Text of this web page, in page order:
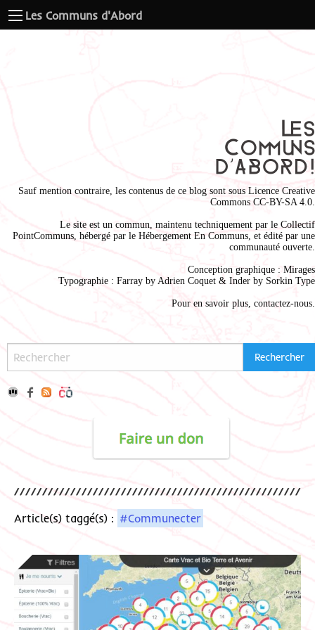
Les Communs d'Abord
Sauf mention contraire, les contenus de ce blog sont sous Licence Creative
Commons CC-BY-SA 4.0
Le site est un commun, maintenu techniquement par le Collectif
PointCommuns , hébergé par le Hébergement En Communs , et édité par une
communauté ouverte.
Conception graphique : Mirages
Typographie : Farray by Adrien Coquet & Inder by Sorkin Type
Pour en savoir plus, contactez-nous
Article(s) taggé(s) : #Communecter